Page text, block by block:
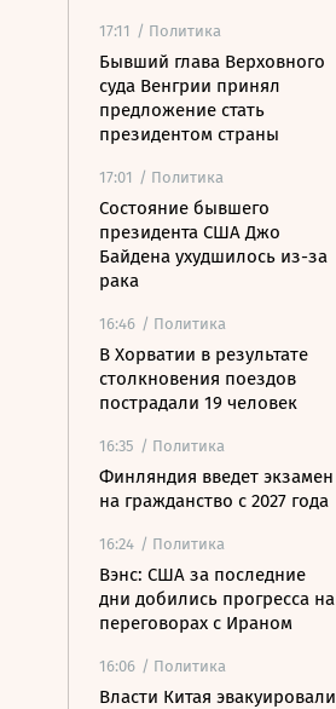
17:11 / Политика
Бывший глава Верховного
суда Венгрии принял
предложение стать
президентом страны
17:01 / Политика
Состояние бывшего
президента США Джо
Байдена ухудшилось из-за
рака
16:46 / Политика
В Хорватии в результате
столкновения поездов
пострадали 19 человек
16:35 / Политика
Финляндия введет экзамен
на гражданство с 2027 года
16:24 / Политика
Вэнс: США за последние
дни добились прогресса на
переговорах с Ираном
16:06 / Политика
Власти Китая эвакуировали